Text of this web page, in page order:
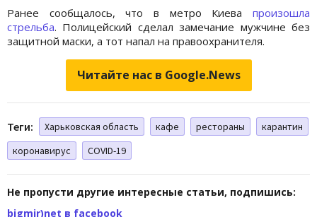
Ранее сообщалось, что в метро Киева произошла
стрельба. Полицейский сделал замечание мужчине без
защитной маски, а тот напал на правоохранителя.
Читайте нас в Google.News
Теги: Харьковская область кафе рестораны
карантин
коронавирус
COVID-19
Не пропусти другие интересные статьи, подпишись:
bigmir)net в facebook